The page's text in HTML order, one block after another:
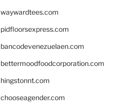
waywardtees.com
pidfloorsexpress.com
bancodevenezuelaen.com
bettermoodfoodcorporation.com
hingstonnt.com
chooseagender.com